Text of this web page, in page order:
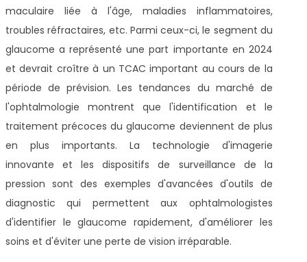
maculaire liée à l'âge, maladies inflammatoires,
troubles réfractaires, etc. Parmi ceux-ci, le segment du
glaucome a représenté une part importante en 2024
et devrait croître à un TCAC important au cours de la
période de prévision. Les tendances du marché de
l'ophtalmologie montrent que l'identification et le
traitement précoces du glaucome deviennent de plus
en plus importants. La technologie d'imagerie
innovante et les dispositifs de surveillance de la
pression sont des exemples d'avancées d'outils de
diagnostic qui permettent aux ophtalmologistes
d'identifier le glaucome rapidement, d'améliorer les
soins et d'éviter une perte de vision irréparable.